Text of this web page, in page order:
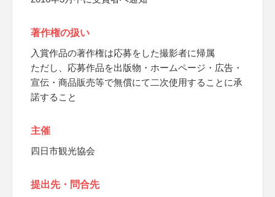
著作権の扱い
入賞作品の著作権は応募をした撮影者に帰属
ただし、応募作品を出版物・ホームページ・広告・
宣伝・商品販売等で無償にて二次使用することに承
諾すること
主催
四日市観光協会
提出先・問合先